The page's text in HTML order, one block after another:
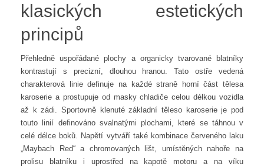
klasických estetických
principů
Přehledně uspořádané plochy a organicky tvarované blatníky
kontrastují s precizní, dlouhou hranou. Tato ostře vedená
charakterová linie definuje na každé straně horní část tělesa
karoserie a prostupuje od masky chladiče celou délkou vozidla
až k zádi. Sportovně klenuté základní těleso karoserie je pod
touto linií definováno svalnatými plochami, které se táhnou v
celé délce boků. Napětí vytváří také kombinace červeného laku
„Maybach Red“ a chromovaných lišt, umístěných nahoře na
prolisu blatníku i uprostřed na kapotě motoru a na víku